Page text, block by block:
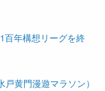
百年構想リーグを終
黄門漫遊マラソン）